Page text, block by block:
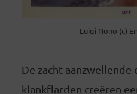
Luigi Nono (c)
De zacht
klankflarden creëren